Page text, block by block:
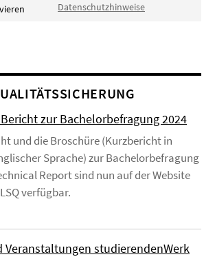
Datenschutzhinweise
zur Bachelorbefragung 2024
und die Broschüre (Kurzbericht in
Sprache) zur Bachelorbefragung
Report sind nun auf der Website
verfügbar.
Veranstaltungen studierendenWerk